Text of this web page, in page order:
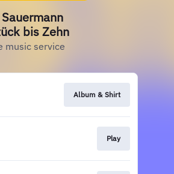
bis Zehn
music service
Album & Shirt
Play